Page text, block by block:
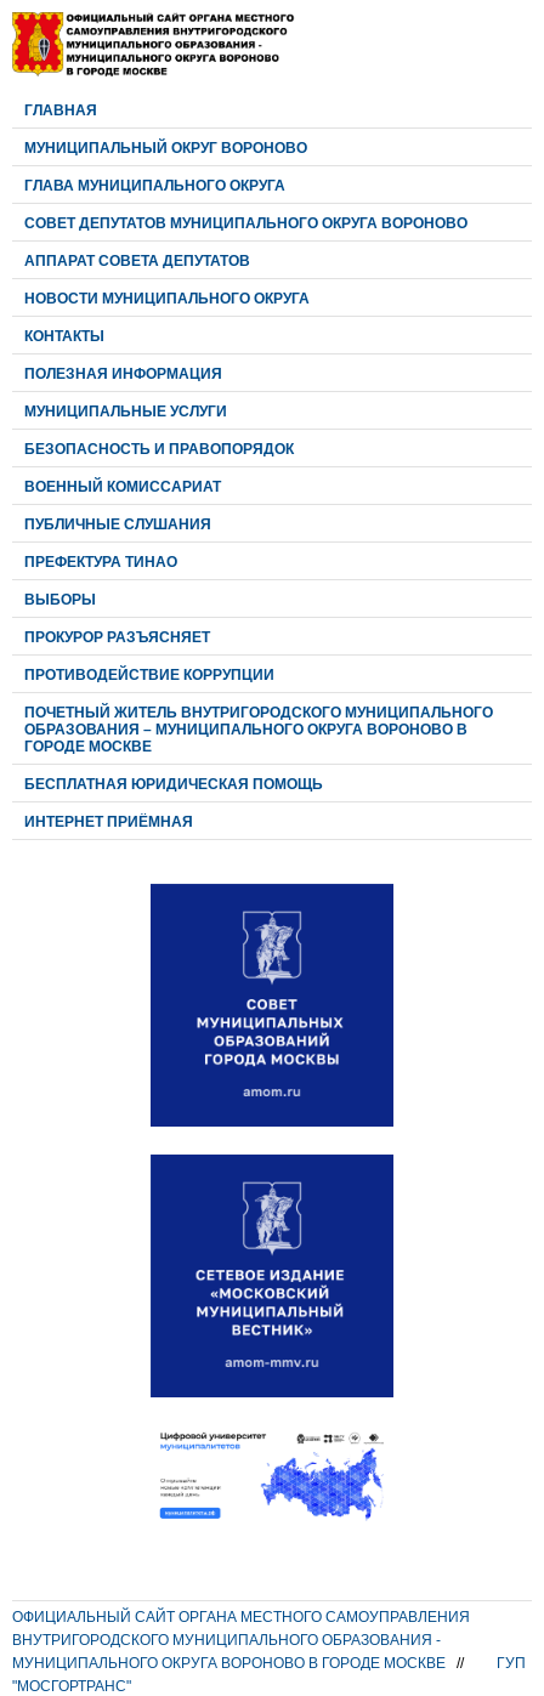
ГЛАВНАЯ
МУНИЦИПАЛЬНЫЙ ОКРУГ ВОРОНОВО
ГЛАВА МУНИЦИПАЛЬНОГО ОКРУГА
CОВЕТ ДЕПУТАТОВ МУНИЦИПАЛЬНОГО ОКРУГА ВОРОНОВО
АППАРАТ СОВЕТА ДЕПУТАТОВ
НОВОСТИ МУНИЦИПАЛЬНОГО ОКРУГА
КОНТАКТЫ
ПОЛЕЗНАЯ ИНФОРМАЦИЯ
МУНИЦИПАЛЬНЫЕ УСЛУГИ
БЕЗОПАСНОСТЬ И ПРАВОПОРЯДОК
ВОЕННЫЙ КОМИССАРИАТ
ПУБЛИЧНЫЕ СЛУШАНИЯ
ПРЕФЕКТУРА ТИНАО
ВЫБОРЫ
ПРОКУРОР РАЗЪЯСНЯЕТ
ПРОТИВОДЕЙСТВИЕ КОРРУПЦИИ
ПОЧЕТНЫЙ ЖИТЕЛЬ ВНУТРИГОРОДСКОГО МУНИЦИПАЛЬНОГО
ОБРАЗОВАНИЯ – МУНИЦИПАЛЬНОГО ОКРУГА ВОРОНОВО В
ГОРОДЕ МОСКВЕ
БЕСПЛАТНАЯ ЮРИДИЧЕСКАЯ ПОМОЩЬ
ИНТЕРНЕТ ПРИЁМНАЯ
ОФИЦИАЛЬНЫЙ САЙТ ОРГАНА МЕСТНОГО САМОУПРАВЛЕНИЯ
ВНУТРИГОРОДСКОГО МУНИЦИПАЛЬНОГО ОБРАЗОВАНИЯ -
МУНИЦИПАЛЬНОГО ОКРУГА ВОРОНОВО В ГОРОДЕ МОСКВЕ
//
ГУП
"МОСГОРТРАНС"